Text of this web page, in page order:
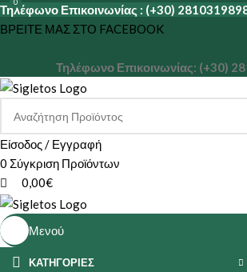
Τηλέφωνο Επικοινωνίας : (+30)
ΒΡΕΙΤΕ ΜΑΣ ΣΤΟ FACEBOOK
Τηλέφωνο Επικοινωνίας: (+30)
Είσοδος / Εγγραφή
0 Σύγκριση Προϊόντων
0
0,00€
Μενού
ΚΑΤΗΓΟΡΙΕΣ